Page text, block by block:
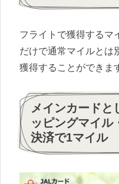
フライトで獲得するマ
だけで通常マイルとは
獲得することができま
メインカードと
ッピングマイル
決済で1マイル